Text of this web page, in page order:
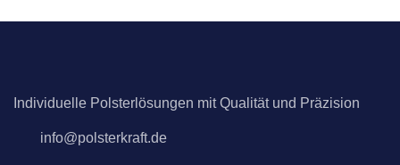
Individuelle Polsterlösungen mit Qualität und Präzision
info@polsterkraft.de